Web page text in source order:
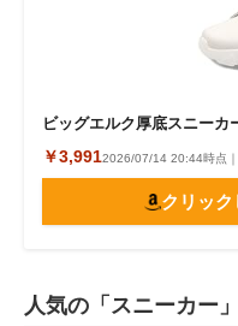
ビッグエルク厚底スニーカ
￥3,9912026/07/14 20:44時点
クリック
人気の「スニーカー